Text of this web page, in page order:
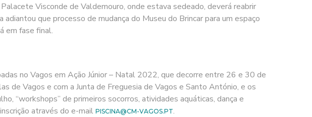
Visconde de Valdemouro, onde estava sedeado, deverá reabrir
que processo de mudança do Museu do Brincar para um espaço
em fase final.
no Vagos em Ação Júnior – Natal 2022, que decorre entre 26 e 30 de
de Vagos e com a Junta de Freguesia de Vagos e Santo António, e os
“workshops” de primeiros socorros, atividades aquáticas, dança e
através do e-mail PISCINA@CM-VAGOS.PT.